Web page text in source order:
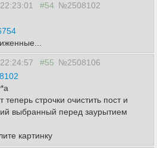
#54 №2508102
#55 №2508106
теперь строчки очистить пост и
выбранный перед заурытием
картинку